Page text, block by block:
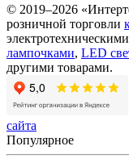
© 2019–2026
розничной торговли
лампочками, LED
другими товарами.
сайта
Популярное